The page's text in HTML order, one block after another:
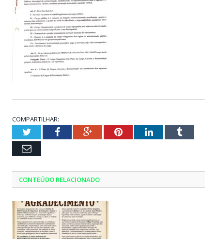
COMPARTILHAR:
TwitterFacebookGoogle+PinterestLinkedInTumblr
Email
CONTEÚDO RELACIONADO